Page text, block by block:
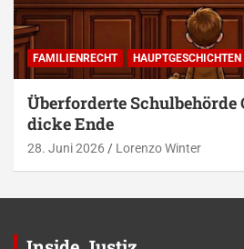
FAMILIENRECHT HAUPTGESCHICHTEN
Überforderte Schulbehörde
dicke Ende
28. Juni 2026 Lorenzo Winter